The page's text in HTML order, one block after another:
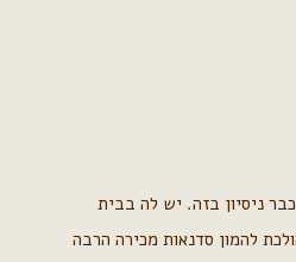
ניסיון בזה. יש לה בבית
להמון סדנאות מכירה הרבה